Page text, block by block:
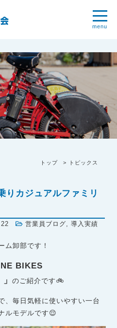
menu
トップ トピックス
りカジュアルファミリ
営業員ブログ,導入実績
卸部です！
BIKES
」のご紹介です🚲
、毎日気軽に使いやすい一台
ルモデルです😌